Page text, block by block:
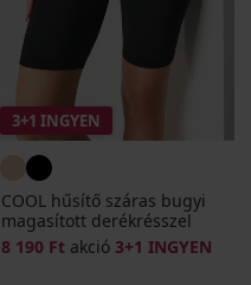
3+1 INGYEN
COOL hűsítő száras bugyi
magasított derékrésszel
8 190 Ft akció 3+1 INGYEN